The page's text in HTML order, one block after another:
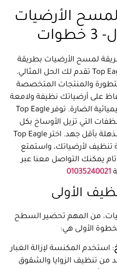
الأرضيات
لمسح الأرضيات بطريقة
فعالة وآمنة، فإن شركة Top Eagle تقدم لك الحل المثالي.
والمنتجات المتخصصة
على أرضياتك نظيفة ولامعة
دون القلق بشأن المواد الكيميائية الضارة. توفر Top Eagle
التي تزيل الأوساخ بكل
سهولة، وتضمن لك نتائج مذهلة بأقل جهد. اختر Top Eagle
لأرضياتك، واستمتع
يمكنك التواصل معنا عبر
01035240021
الأولى
من المهم تحضير السطح
الأولى هي:
: استخدم المكنسة لإزالة الغبار
من تنظيف الزوايا والشقوق